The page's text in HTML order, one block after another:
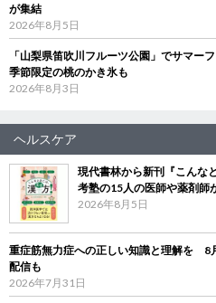
が集結
2026年8月5日
「山梨県笛吹川フルーツ公園」でサマー
季節限定の桃のかき氷も
2026年8月3日
ヘルスケア
現代書林から新刊『こん
考塾の15人の医師や薬剤師
2026年8月5日
重症筋無力症への正しい知識と理解を 8
配信も
2026年7月31日